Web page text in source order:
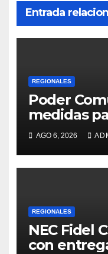
Entrada
REGIONALES
Poder
medidas
servicio de
AGO 6, 2026
REGIONALES
NEC Fidel
con